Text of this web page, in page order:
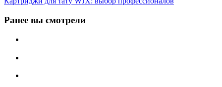
Ранее вы смотрели